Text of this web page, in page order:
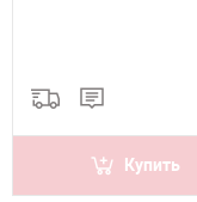
Купить